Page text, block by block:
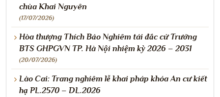
chùa Khai Nguyên
(17/07/2026)
Hòa thượng Thích Bảo Nghiêm tái đắc cử Trưởng
BTS GHPGVN TP. Hà Nội nhiệm kỳ 2026 – 2031
(20/07/2026)
Lào Cai: Trang nghiêm lễ khai pháp khóa An cư kiết
hạ PL.2570 – DL.2026